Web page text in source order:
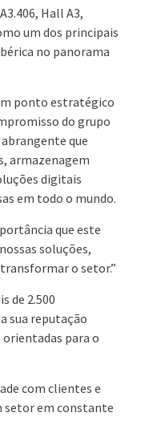
Hall A3,
um dos principais
no panorama
ponto estratégico
do grupo
que
armazenagem
digitais
em todo o mundo.
que este
soluções,
o setor.”
de 2.500
sua reputação
para o
com clientes e
setor em constante